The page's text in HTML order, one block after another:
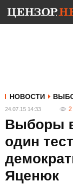
НОВОСТИ
24.07.15 14:33 2
Выборы
один
Яценюк